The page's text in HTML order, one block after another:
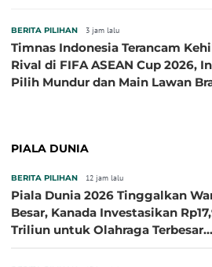
BERITA PILIHAN 3 jam lalu
Timnas Indonesia Terancam
Rival di FIFA ASEAN Cup 2026,
Pilih Mundur dan Main Lawan
PIALA DUNIA
BERITA PILIHAN 12 jam lalu
Piala Dunia 2026 Tinggalkan
Besar, Kanada Investasikan
Triliun untuk Olahraga Terbesar